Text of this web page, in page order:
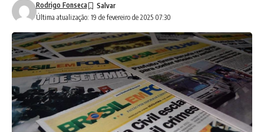
Última atualização: 19 de fevereiro de 2025 07:30
Rodrigo Fonseca